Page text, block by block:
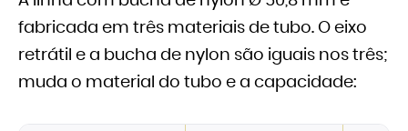
fabricada em três materiais de tubo. O eixo
retrátil e a bucha de nylon são iguais nos três;
muda o material do tubo e a capacidade: